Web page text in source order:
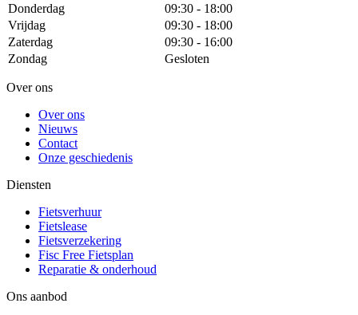
Donderdag
09:30 - 18:00
Vrijdag
09:30 - 18:00
Zaterdag
09:30 - 16:00
Zondag
Gesloten
Over ons
Over ons
Nieuws
Contact
Onze geschiedenis
Diensten
Fietsverhuur
Fietslease
Fietsverzekering
Fisc Free Fietsplan
Reparatie & onderhoud
Ons aanbod